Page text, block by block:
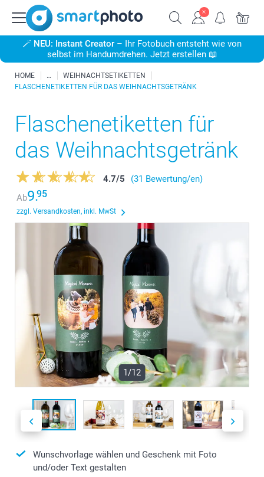
🪄 NEU: Instant Creator – Ihr Fotobuch entsteht wie von
selbst im Handumdrehen. Jetzt erstellen 📖
HOME
WEIHNACHTSETIKETTEN
FLASCHENETIKETTEN FÜR DAS WEIHNACHTSGETRÄNK
Flaschenetiketten für
das Weihnachtsgetränk
4.7/5
(31 Bewertung/en)
Ab9.95
zzgl. Versandkosten, inkl. MwSt
1/12
Wunschvorlage wählen und Geschenk mit Foto
und/oder Text gestalten